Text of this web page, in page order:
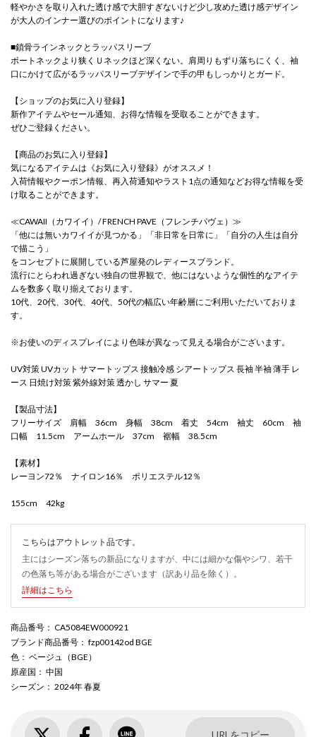
軽やかさを取り入れた透け感で大胆すぎないけど少し攻めた透け感デザイン
が大人のインナー選びのポイントになります♪
■鎖骨ラインネックとラッパスリーブ
ボートネックより狭くＵネックほど深くない。肩周りもずり落ちにくく、袖
口にかけて広がるラッパスリーブデザインで手の甲もしっかりとガード。
【ショップのお気に入り登録】
新作アイテムやセール通知、お得な情報を受取ることができます。
ぜひご登録ください。
【商品のお気に入り登録】
気になるアイテムは《お気に入り登録》がオススメ！
入荷情報やクーポン情報、再入荷通知やラスト1点の通知などお得な情報を受
け取ることができます。
≪CAWAII（カワイイ）/ FRENCH PAVE（フレンチパヴェ）≫
「他には無いカワイイが見つかる」「非日常を日常に」「自分の人生は自分
で描こう」
をコンセプトに展開している芦屋発のレディースブランド。
流行にとらわれ過ぎない独自の世界観で、他にはないような個性的なアイテ
ムを数多く取り揃えております。
10代、20代、30代、40代、50代の幅広い年齢層にご利用いただいておりま
す。
※お使いのディスプレイにより色味が異なって見える場合がございます。
UV対策 UVカット サマートップス 接触冷感 シアートップス 長袖 半袖 薄手 レ
ース 日焼け対策 紫外線対策 透かし サマー 夏
【製品寸法】
フリーサイズ 肩幅 36cm 身幅 38cm 着丈 54cm 袖丈 60cm 袖
口幅 11.5cm アームホール 37cm 裾幅 38.5cm
【素材】
レーヨン72％ ナイロン16％ ポリエステル12％
155cm 42kg
こちらはアウトレット品です。
主にはシーズン落ちの新品になりますが、中には細かな傷やシワ、若干
の色落ち等がある場合がございます（訳あり品を除く）。
詳細はこちら
商品番号 ： CA5084EW000921
ブランド商品番号 ： fzp00142od BGE
色 ： ベージュ（BGE）
原産国 ： 中国
シーズン ： 2024年 春夏